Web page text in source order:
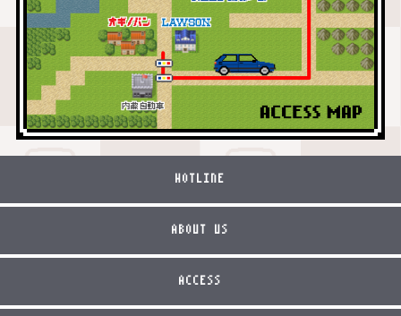
HOTLINE
ABOUT US
ACCESS